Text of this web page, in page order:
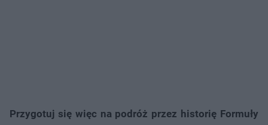
Przygotuj się więc na podróż przez historię Formuły